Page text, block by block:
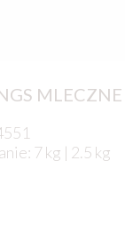
MLECZNE
7 kg | 2.5 kg